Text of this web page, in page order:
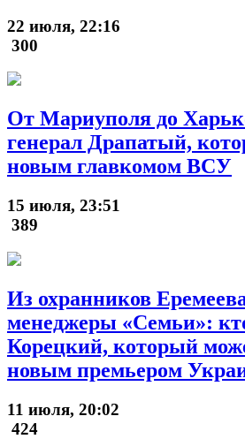
22 июля, 22:16
300
От Мариуполя до
генерал Драпатый,
новым главкомом ВСУ
15 июля, 23:51
389
Из охранников
менеджеры «Семьи»:
Корецкий, который
новым премьером
11 июля, 20:02
424